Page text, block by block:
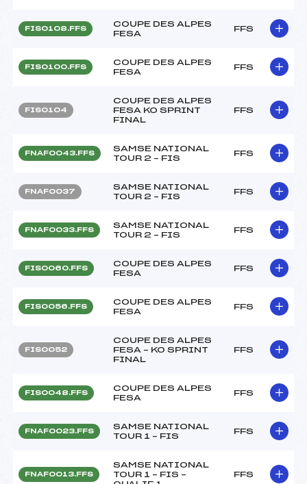
FIS0108.FFS
COUPE DES ALPES
FESA
FFS
FIS0100.FFS
COUPE DES ALPES
FESA
FFS
FIS0104
COUPE DES ALPES
FESA KO SPRINT
FINAL
FFS
FNAF0043.FFS
SAMSE NATIONAL
TOUR 2 – FIS
FFS
FNAF0037
SAMSE NATIONAL
TOUR 2 – FIS
FFS
FNAF0033.FFS
SAMSE NATIONAL
TOUR 2 – FIS
FFS
FIS0060.FFS
COUPE DES ALPES
FESA
FFS
FIS0056.FFS
COUPE DES ALPES
FESA
FFS
FIS0052
COUPE DES ALPES
FESA – KO SPRINT
FINAL
FFS
FIS0048.FFS
COUPE DES ALPES
FESA
FFS
FNAF0023.FFS
SAMSE NATIONAL
TOUR 1 – FIS
FFS
FNAF0013.FFS
SAMSE NATIONAL
TOUR 1 – FIS –
FFS